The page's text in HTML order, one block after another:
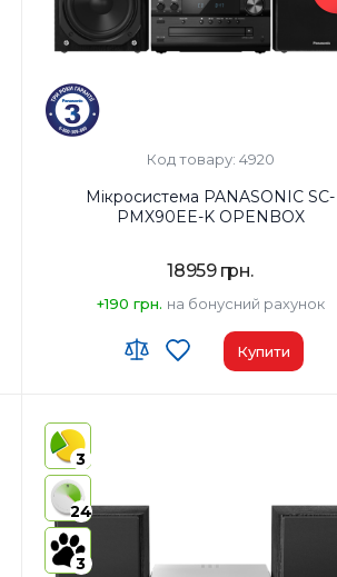
Код товару: 4920
Мікросистема PANASONIC SC-
PMX90EE-K OPENBOX
18959 грн.
+190 грн. на бонусний рахунок
Купити
Країна-виробник товару:
AirPlay:Ні
USB:USB Type-A x1/USB Type-B x1
Bluetooth:
3
24
3